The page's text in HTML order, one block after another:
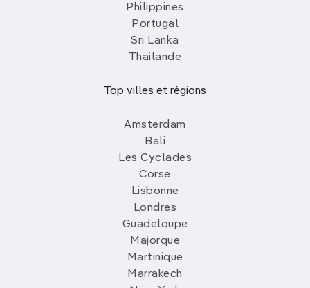
Philippines
Portugal
Sri Lanka
Thailande
Top villes et régions
Amsterdam
Bali
Les Cyclades
Corse
Lisbonne
Londres
Guadeloupe
Majorque
Martinique
Marrakech